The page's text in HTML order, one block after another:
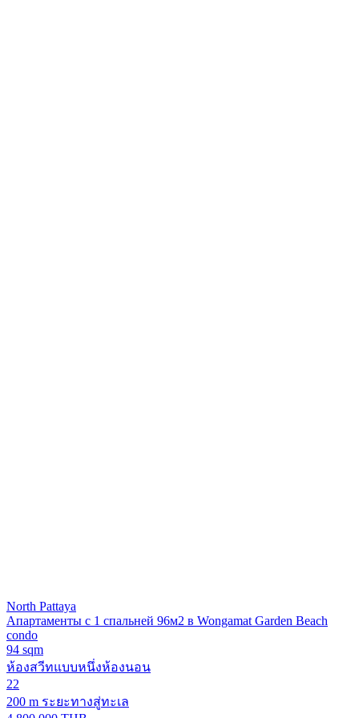
North Pattaya
Апартаменты с 1 спальней 96м2 в Wongamat Garden Beach
condo
94 sqm
ห้องสวีทแบบหนึ่งห้องนอน
22
200 m ระยะทางสู่ทะเล